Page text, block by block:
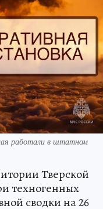
работали в штатном
Тверской
техногенных
сводки на 26